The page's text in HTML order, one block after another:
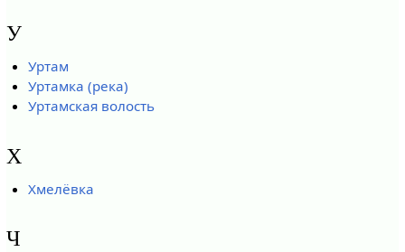
У
Уртам
Уртамка (река)
Уртамская волость
Х
Хмелёвка
Ч